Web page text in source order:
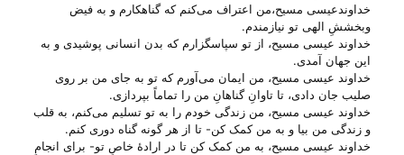
خداوندعیسی مسیح،من اعتراف می‌‌کنم که گناهکارم و به فیض
وبخششِ الهی تو نیازمندم.
خداوند عیسی مسیح، از تو سپاسگزارم که بدن انسانی پوشیدی و به
این جهان آمدی.
خداوند عیسی مسیح، من ایمان می‌‌آورم که تو به جای من بر روی
صلیب جان دادی، تا تاوانِ گناهانِ من را تماماً بپردازی.
خداوند عیسی مسیح، من زندگی خودم را به تو تسلیم می‌‌کنم، به قلب
و زندگی من بیا و به من کمک کن- تا از هر گونه گناه دوری کنم.
خداوند عیسی مسیح، به من کمک کن تا در ارادهٔ خاصِ تو- برای انجامِ